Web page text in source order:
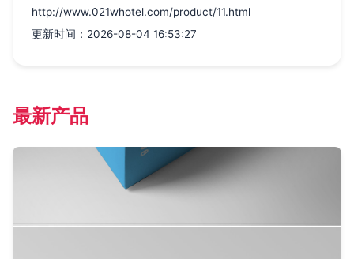
http://www.021whotel.com/product/11.html
更新时间：2026-08-04 16:53:27
最新产品